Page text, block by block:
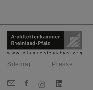
Sitemap Presse